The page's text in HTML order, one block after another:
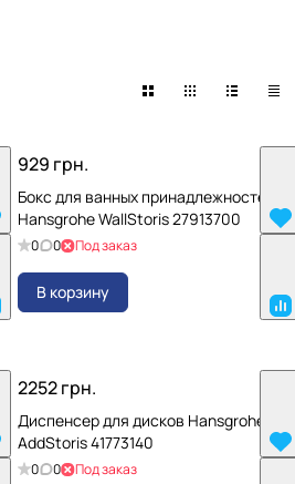
929 грн.
Бокс для ванных принадлежностей
Hansgrohe WallStoris 27913700
0 0 Под заказ
В корзину
2252 грн.
Диспенсер для дисков Hansgrohe
AddStoris 41773140
0 0 Под заказ